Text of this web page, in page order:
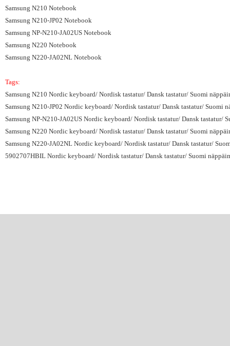
Samsung N210 Notebook
Samsung N210-JP02 Notebook
Samsung NP-N210-JA02US Notebook
Samsung N220 Notebook
Samsung N220-JA02NL Notebook
Tags:
Samsung N210 Nordic keyboard/ Nordisk tastatur/ Dansk tastatur/ Suomi
Samsung N210-JP02 Nordic keyboard/ Nordisk tastatur/ Dansk tastatur/ Suomi
Samsung NP-N210-JA02US Nordic keyboard/ Nordisk tastatur/ Dansk tastatur/
Samsung N220 Nordic keyboard/ Nordisk tastatur/ Dansk tastatur/ Suomi
Samsung N220-JA02NL Nordic keyboard/ Nordisk tastatur/ Dansk tastatur/
5902707HBIL Nordic keyboard/ Nordisk tastatur/ Dansk tastatur/ Suomi